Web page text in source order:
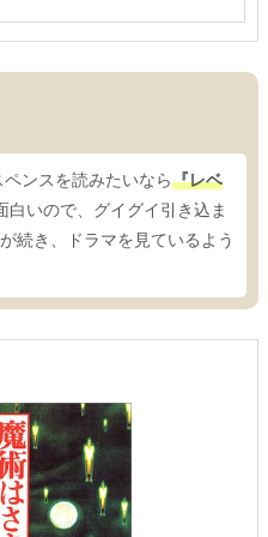
ンスを読みたいなら『レベ
白いので、グイグイ引き込ま
続き、ドラマを見ているよう